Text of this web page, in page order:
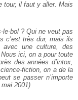
tour, il faut y aller. Mais
le-bol ? Qui ne veut pas
c’est très dur, mais ils
une culture, des
ici, on a pour toute
des années d’intox,
fiction, on a de la
se passer n’importe
2001)